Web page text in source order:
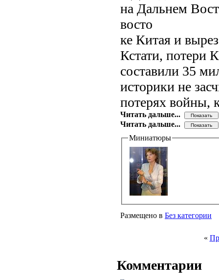
на Дальнем
восто
ке Китая и
Кстати, потери
составили 35
историки не
потерях войны,
Читать дальше...
Читать дальше...
Миниатюры
Размещено в Без категории
«
Комментарии